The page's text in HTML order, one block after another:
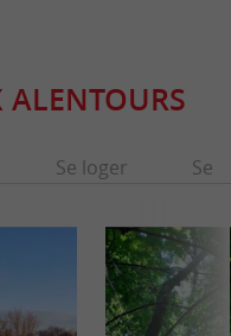
ALENTOURS
Se loger Se